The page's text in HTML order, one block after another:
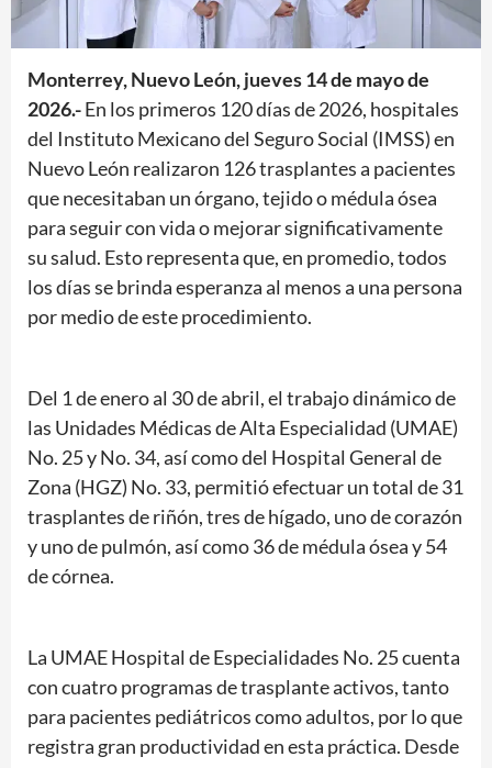
Monterrey, Nuevo León, jueves 14 de mayo de
2026.-En los primeros 120 días de 2026, hospitales
del Instituto Mexicano del Seguro Social (IMSS) en
Nuevo León realizaron 126 trasplantes a pacientes
que necesitaban un órgano, tejido o médula ósea
para seguir con vida o mejorar significativamente
su salud. Esto representa que, en promedio, todos
los días se brinda esperanza al menos a una persona
por medio de este procedimiento.
Del 1 de enero al 30 de abril, el trabajo dinámico de
las Unidades Médicas de Alta Especialidad (UMAE)
No. 25 y No. 34, así como del Hospital General de
Zona (HGZ) No. 33, permitió efectuar un total de 31
trasplantes de riñón, tres de hígado, uno de corazón
y uno de pulmón, así como 36 de médula ósea y 54
de córnea.
La UMAE Hospital de Especialidades No. 25 cuenta
con cuatro programas de trasplante activos, tanto
para pacientes pediátricos como adultos, por lo que
registra gran productividad en esta práctica. Desde